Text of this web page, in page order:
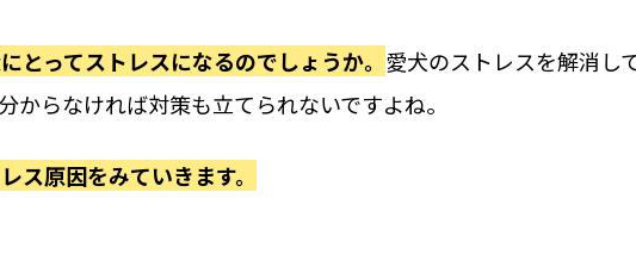
とってストレスになるのでしょうか。 愛犬のストレスを解消し
からなければ対策も立てられないですよね。
ス原因をみていきます。